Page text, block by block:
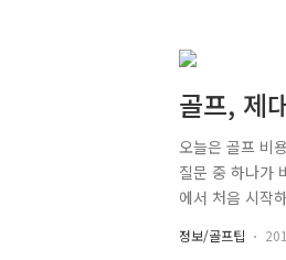
골프, 제
얼마일까?
오늘은 골프 비
질문 중 하나가
에서 처음 시작
했으니 레슨은
요. 또 골프가
정보/골프팁